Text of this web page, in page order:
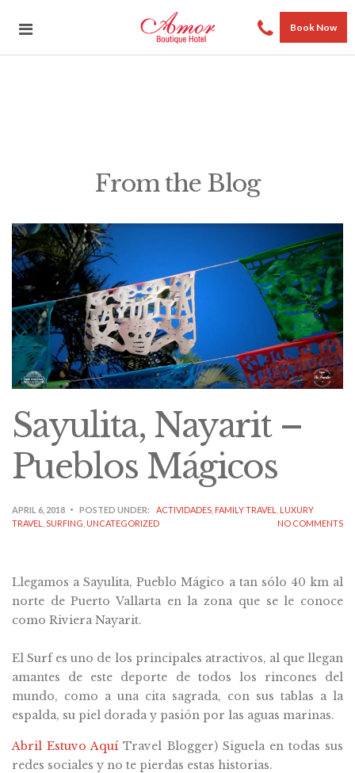
Book Now
From the Blog
Sayulita, Nayarit –
Pueblos Mágicos
APRIL 6, 2018 POSTED UNDER: ACTIVIDADES FAMILY TRAVEL
LUXURY
TRAVEL
SURFING UNCATEGORIZED NO COMMENTS
Llegamos a Sayulita, Pueblo Mágico a tan sólo 40 km al
norte de Puerto Vallarta en la zona que se le conoce
como Riviera Nayarit.
El Surf es uno de los principales atractivos, al que llegan
amantes de este deporte de todos los rincones del
mundo, como a una cita sagrada, con sus tablas a la
espalda, su piel dorada y pasión por las aguas marinas.
Abril Estuvo Aquí Travel Blogger) Siguela en todas sus
redes sociales y no te pierdas estas historias.